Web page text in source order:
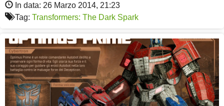
In data: 26 Marzo 2014, 21:23
Tag: Transformers: The Dark Spark